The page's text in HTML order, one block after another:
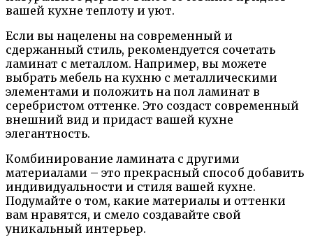
вашей кухне теплоту и уют.
Если вы нацелены на современный и
сдержанный стиль, рекомендуется сочетать
ламинат с металлом. Например, вы можете
выбрать мебель на кухню с металлическими
элементами и положить на пол ламинат в
серебристом оттенке. Это создаст современный
внешний вид и придаст вашей кухне
элегантность.
Комбинирование ламината с другими
материалами – это прекрасный способ добавить
индивидуальности и стиля вашей кухне.
Подумайте о том, какие материалы и оттенки
вам нравятся, и смело создавайте свой
уникальный интерьер.